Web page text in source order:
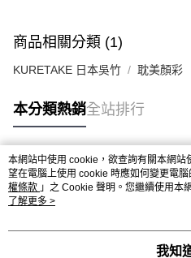
商品相關分類 (1)
KURETAKE 日本吳竹 耽美顏彩
本分類熱銷全站排行
熱門標籤
本網站中使用 cookie，欲查詢有關本網
望在電腦上使用 cookie 時應如何變更電
權條款 」之 Cookie 聲明。您繼續使用本
用條款之 Cookie 聲明使用 cookie。
了解更多 >
我知